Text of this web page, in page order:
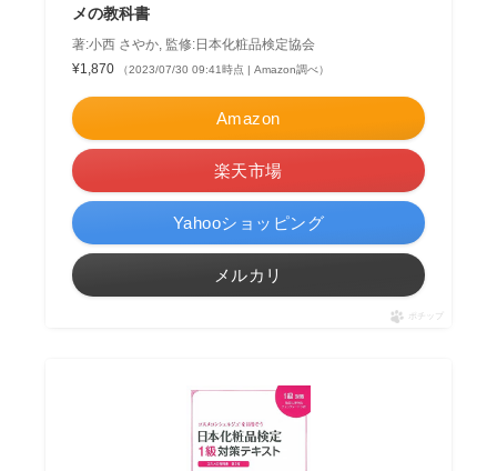
メの教科書
著:小西 さやか, 監修:日本化粧品検定協会
¥1,870
（2023/07/30 09:41時点 | Amazon調べ）
Amazon
楽天市場
Yahooショッピング
メルカリ
ポチップ